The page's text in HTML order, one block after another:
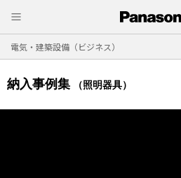
電気・建築設備（ビジネス）
納入事例集 （照明器具）